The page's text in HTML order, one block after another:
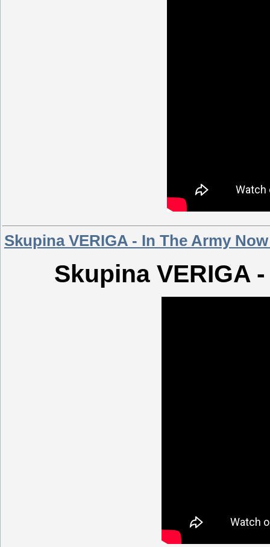
Skupina VERIGA - In The Army
Skupina VERIGA